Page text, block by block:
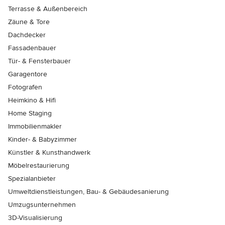
Terrasse & Außenbereich
Zäune & Tore
Dachdecker
Fassadenbauer
Tür- & Fensterbauer
Garagentore
Fotografen
Heimkino & Hifi
Home Staging
Immobilienmakler
Kinder- & Babyzimmer
Künstler & Kunsthandwerk
Möbelrestaurierung
Spezialanbieter
Umweltdienstleistungen, Bau- & Gebäudesanierung
Umzugsunternehmen
3D-Visualisierung